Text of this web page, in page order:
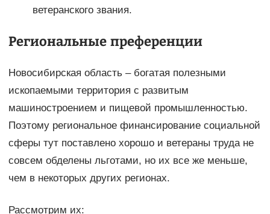
ветеранского звания.
Региональные преференции
Новосибирская область – богатая полезными
ископаемыми территория с развитым
машиностроением и пищевой промышленностью.
Поэтому региональное финансирование социальной
сферы тут поставлено хорошо и ветераны труда не
совсем обделены льготами, но их все же меньше,
чем в некоторых других регионах.
Рассмотрим их: